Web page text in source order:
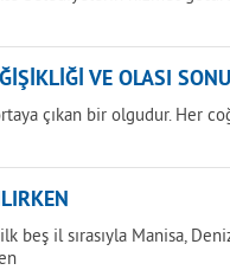
VE OLASI
çıkan bir olgudur. Her
beş il sırasıyla Manisa,